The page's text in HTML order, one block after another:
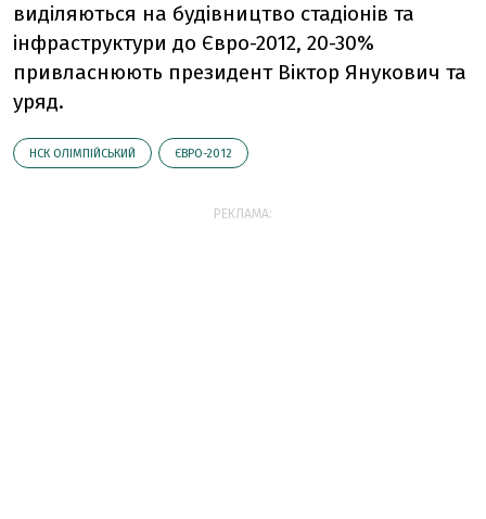
виділяються на будівництво стадіонів та
інфраструктури до Євро-2012, 20-30%
привласнюють президент Віктор Янукович та
уряд.
НСК ОЛІМПІЙСЬКИЙ ЄВРО-2012
РЕКЛАМА: